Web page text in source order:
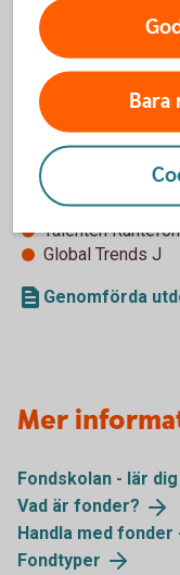
Corporate Bond
Corporate Bond
Corporate Bond
Global High
Obligation B
Selektiv Sverige
Stiftelsefond B
Sverige J
Talenten
Talenten
Global Trends J
Genomförda
Mer
Fondskolan - lär dig
Vad är fonder?
Handla med fonder
Fondtyper
Bara